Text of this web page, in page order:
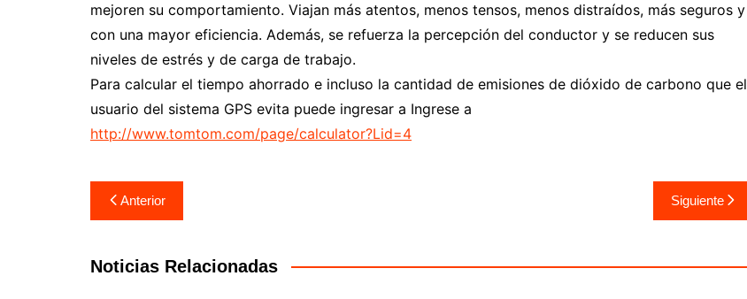
mejoren su comportamiento. Viajan más atentos, menos tensos, menos distraídos, más seguros y
con una mayor eficiencia. Además, se refuerza la percepción del conductor y se reducen sus
niveles de estrés y de carga de trabajo.
Para calcular el tiempo ahorrado e incluso la cantidad de emisiones de dióxido de carbono que el
usuario del sistema GPS evita puede ingresar a Ingrese a
http://www.tomtom.com/page/calculator?Lid=4
Navegación
de
entradas
Anterior Siguiente
Noticias Relacionadas